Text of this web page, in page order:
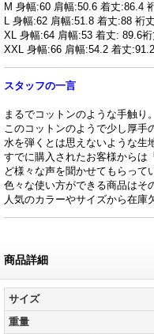
M 身幅:60 肩幅:50.6 着丈:86.4
L 身幅:62 肩幅:51.8 着丈:88 裄
XL 身幅:64 肩幅:53 着丈: 89.6
XXL 身幅:66 肩幅:54.2 着丈
スタッフの一言
まるでコットンのような手触り。
このコットンのようで少し厚手
水を弾くとは思えないような生
すでに購入されたお客様からは
ど様々な声を聞かせてもらって
色々な使い方ができる商品はそ
人気のカラーやサイズから在庫
商品詳細
サイズ
重量